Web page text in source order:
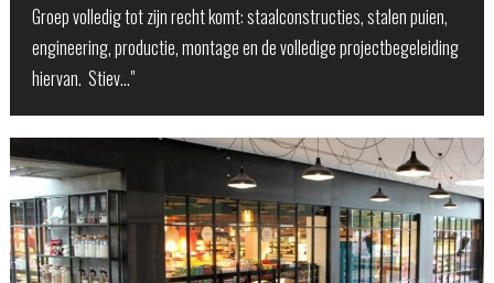
Groep volledig tot zijn recht komt: staalconstructies, stalen puien,
engineering, productie, montage en de volledige projectbegeleiding
hiervan. Stiev…"